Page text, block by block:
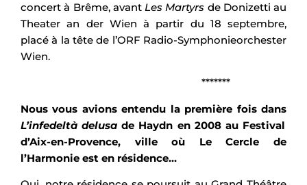
concert à Brême, avant Les Martyrs de Donizetti au
Theater an der Wien à partir du 18 septembre,
placé à la tête de l’ORF Radio-Symphonieorchester
Wien.
*******
Nous vous avions entendu la première fois dans
L’infedeltà delusa de Haydn en 2008 au Festival
d’Aix-en-Provence, ville où Le Cercle de
l’Harmonie est en résidence…